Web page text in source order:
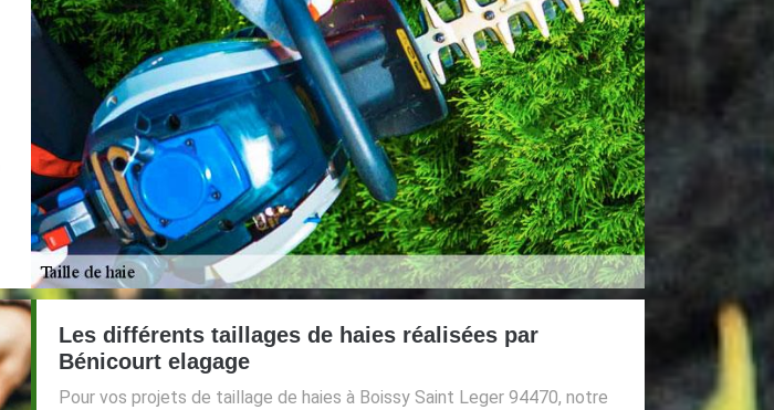
Les différents taillages de haies réalisées par
Bénicourt elagage
Pour vos projets de taillage de haies à Boissy Saint Leger 94470, notre